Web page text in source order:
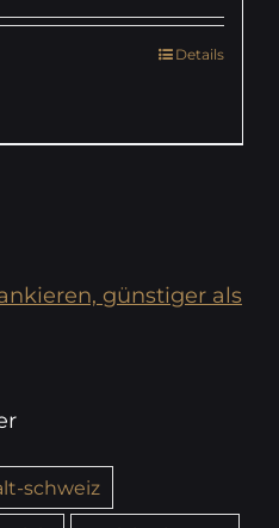
Details
günstiger als
schweiz